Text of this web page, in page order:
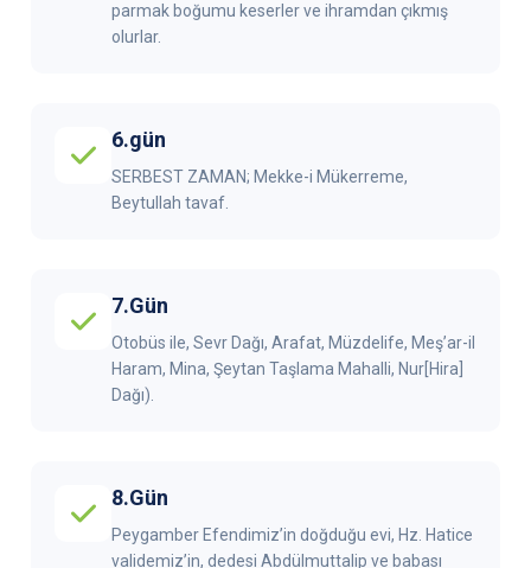
parmak boğumu keserler ve ihramdan çıkmış
olurlar.
6.gün
SERBEST ZAMAN; Mekke-i Mükerreme,
Beytullah tavaf.
7.Gün
Otobüs ile, Sevr Dağı, Arafat, Müzdelife, Meş’ar-il
Haram, Mina, Şeytan Taşlama Mahalli, Nur[Hira]
Dağı).
8.Gün
Peygamber Efendimiz’in doğduğu evi, Hz. Hatice
validemiz’in, dedesi Abdülmuttalip ve babası